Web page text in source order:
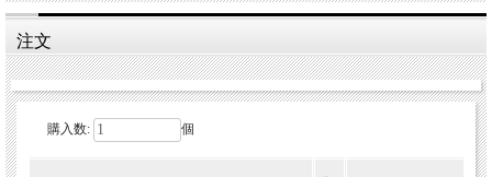
注文
購入数: 個